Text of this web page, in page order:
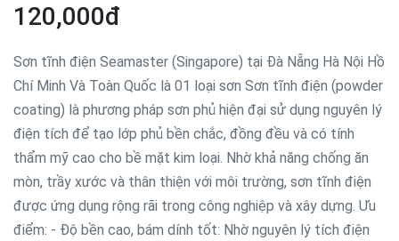
120,000đ
Sơn tĩnh điện Seamaster (Singapore) tại Đà Nẵng Hà Nội Hồ
Chí Minh Và Toàn Quốc là 01 loại sơn Sơn tĩnh điện (powder
coating) là phương pháp sơn phủ hiện đại sử dụng nguyên lý
điện tích để tạo lớp phủ bền chắc, đồng đều và có tính
thẩm mỹ cao cho bề mặt kim loại. Nhờ khả năng chống ăn
mòn, trầy xước và thân thiện với môi trường, sơn tĩnh điện
được ứng dụng rộng rãi trong công nghiệp và xây dựng. Ưu
điểm: - Độ bền cao, bám dính tốt: Nhờ nguyên lý tích điện